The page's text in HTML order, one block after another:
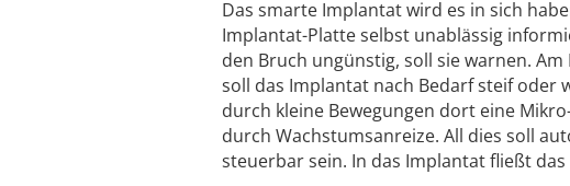
Das smarte Implantat wird es in sich
Implantat-Platte selbst unablässig
den Bruch ungünstig, soll sie warnen.
soll das Implantat nach Bedarf steif oder
durch kleine Bewegungen dort eine
durch Wachstumsanreize. All dies soll
steuerbar sein. In das Implantat fließt